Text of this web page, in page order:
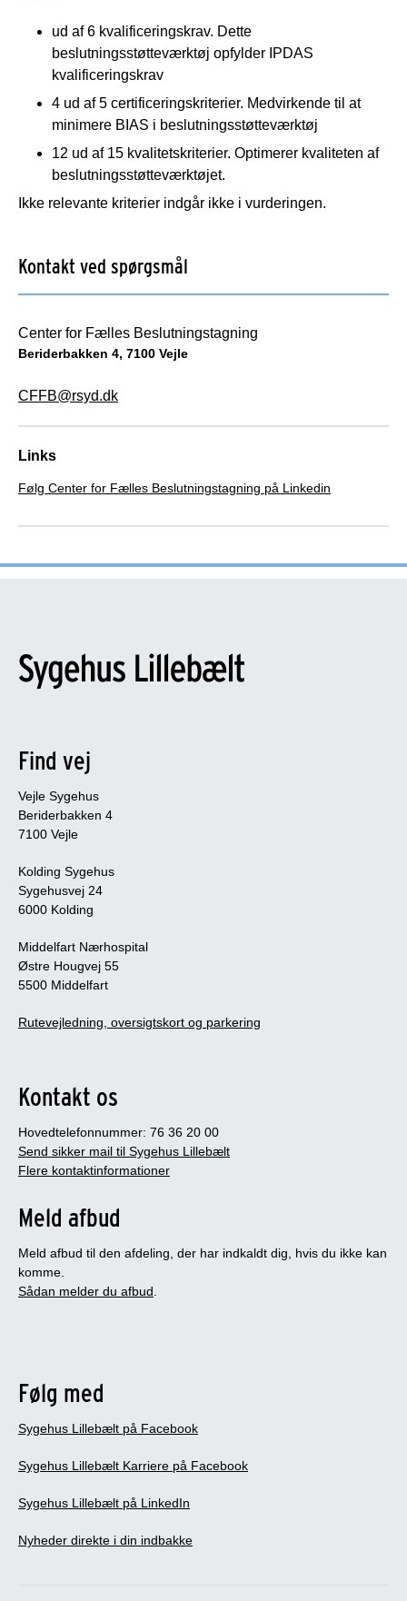
ud af 6 kvalificeringskrav. Dette
beslutningsstøtteværktøj opfylder IPDAS
kvalificeringskrav
4 ud af 5 certificeringskriterier. Medvirkende til at
minimere BIAS i beslutningsstøtteværktøj
12 ud af 15 kvalitetskriterier. Optimerer kvaliteten af
beslutningsstøtteværktøjet.
Ikke relevante kriterier indgår ikke i vurderingen.
Kontakt ved spørgsmål
Links
Følg Center for Fælles Beslutningstagning på Linkedin
Center for Fælles Beslutningstagning
Beriderbakken 4, 7100 Vejle
CFFB@rsyd.dk
Find vej
Vejle Sygehus
Beriderbakken 4
7100 Vejle
Kolding Sygehus
Sygehusvej 24
6000 Kolding
Middelfart Nærhospital
Østre Hougvej 55
5500 Middelfart
Rutevejledning, oversigtskort og parkering
Kontakt os
Hovedtelefonnummer: 76 36 20 00
Send sikker mail til Sygehus Lillebælt
Flere kontaktinformationer
Meld afbud
Meld afbud til den afdeling, der har indkaldt dig, hvis du ikke kan
komme.
Sådan melder du afbud.
Følg med
Sygehus Lillebælt på Facebook
Sygehus Lillebælt Karriere på Facebook
Sygehus Lillebælt på LinkedIn
Nyheder direkte i din indbakke